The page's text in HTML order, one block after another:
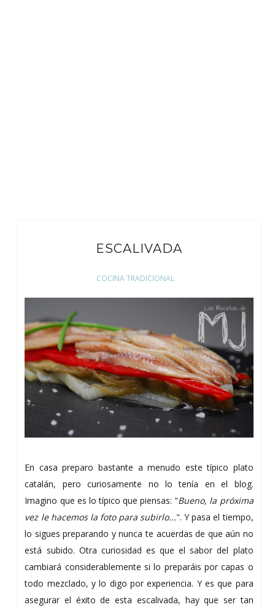
ESCALIVADA
COCINA TRADICIONAL
En casa preparo bastante a menudo este típico plato
catalán, pero curiosamente no lo tenía en el blog.
Imagino que es lo típico que piensas: "Bueno, la próxima
vez le hacemos la foto para subirlo...". Y pasa el tiempo,
lo sigues preparando y nunca te acuerdas de que aún no
está subido. Otra curiosidad es que el sabor del plato
cambiará considerablemente si lo preparáis por capas o
todo mezclado, y lo digo por experiencia. Y es que para
asegurar el éxito de esta escalivada, hay que ser tan